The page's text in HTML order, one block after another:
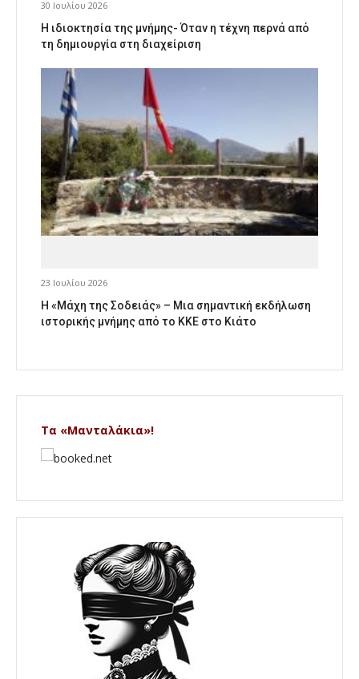
30 Ιουλίου 2026
Η ιδιοκτησία της μνήμης- Όταν η τέχνη περνά από
τη δημιουργία στη διαχείριση
23 Ιουλίου 2026
Η «Μάχη της Σοδειάς» – Μια σημαντική εκδήλωση
ιστορικής μνήμης από το ΚΚΕ στο Κιάτο
Τα «Μανταλάκια»!